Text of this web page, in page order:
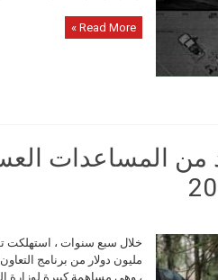
Read More »
من المساعدات
مليون دولار من برنامج
، وهي مساهمة كبيرة لوزارة